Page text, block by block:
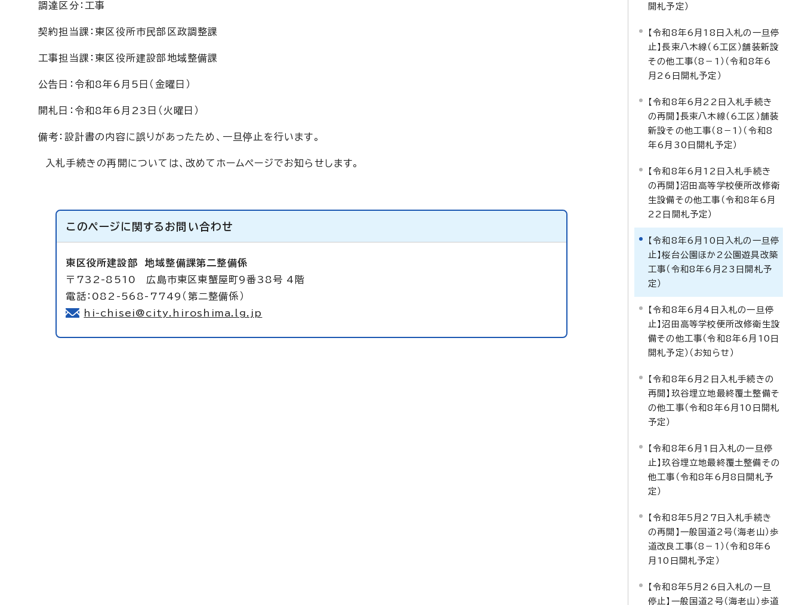
調達区分：工事
契約担当課：東区役所市民部区政調整課
工事担当課：東区役所建設部地域整備課
公告日：令和8年6月5日（金曜日）
開札日：令和8年6月23日（火曜日）
備考：設計書の内容に誤りがあったため、一旦停止を行います。
入札手続きの再開については、改めてホームページでお知らせします。
このページに関する お問い合わせ
東区役所建設部地域整備課第二整備係
〒732-8510 広島市東区東蟹屋町9番38号 4階
電話：082-568-7749（第二整備係）
hi-chisei@city.hiroshima.lg.jp
開札予定）
【令和8年6月18日入札の一旦停
止】長束八木線（6工区）舗装新設
その他工事（8－1）（令和8年6
月26日開札予定）
【令和8年6月22日入札手続き
の再開】長束八木線（6工区）舗装
新設その他工事（8－1）（令和8
年6月30日開札予定）
【令和8年6月12日入札手続き
の再開】沼田高等学校便所改修衛
生設備その他工事（令和8年6月
22日開札予定）
【令和8年6月10日入札の一旦停
止】桜台公園ほか2公園遊具改築
工事（令和8年6月23日開札予
定）
【令和8年6月4日入札の一旦停
止】沼田高等学校便所改修衛生設
備その他工事（令和8年6月10日
開札予定）（お知らせ）
【令和8年6月2日入札手続きの
再開】玖谷埋立地最終覆土整備そ
の他工事（令和8年6月10日開札
予定）
【令和8年6月1日入札の一旦停
止】玖谷埋立地最終覆土整備その
他工事（令和8年6月8日開札予
定）
【令和8年5月27日入札手続き
の再開】一般国道2号（海老山）歩
道改良工事（8－1）（令和8年6
月10日開札予定）
【令和8年5月26日入札の一旦
停止】一般国道2号（海老山）歩道